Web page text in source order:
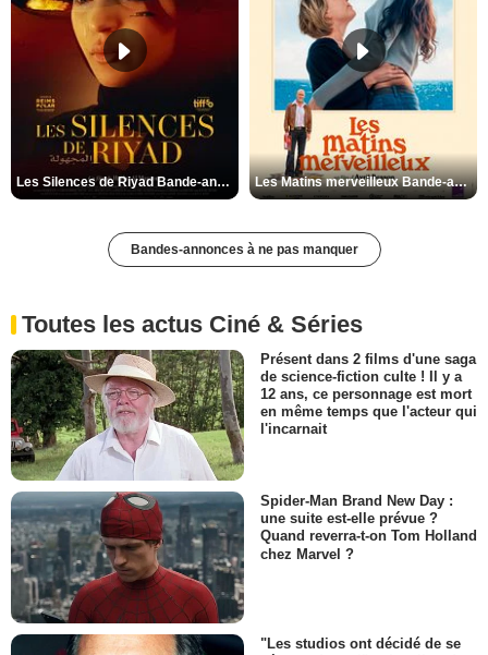
Les Silences de Riyad Bande-annonce VO STFR Les Matins merveilleux Bande-annonce VF
Bandes-annonces à ne pas manquer
Toutes les actus Ciné & Séries
Présent dans 2 films d'une saga
de science-fiction culte ! Il y a
12 ans, ce personnage est mort
en même temps que l'acteur qui
l'incarnait
Spider-Man Brand New Day :
une suite est-elle prévue ?
Quand reverra-t-on Tom Holland
chez Marvel ?
"Les studios ont décidé de se